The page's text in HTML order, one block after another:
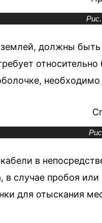
должны
в
случае пробоя
для отыскания